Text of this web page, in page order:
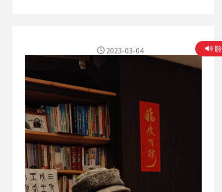
「臺灣新媒體暨影視音發展協會」理事長，以支持
與推動台灣在地原創內容為宗旨，在面對外來文化
潮流衝擊下，打破台灣泛娛樂媒體產業過往壁壘，
凝聚產業上中下游共識，以全面產業觀解決新媒體
發展過程中的問題，努力孵化創新內容與跨產業媒
合平台，垂直串動產業資源。 今天很榮幸邀請蔡理
事長來到「美麗的台灣」節目現場，分享他多年來
從事影視音及新媒體產業之 心路歷程 ，以及對於
台灣發展新媒體數位 科技與文化跨界創新的看法與
期許。
2023-03-04